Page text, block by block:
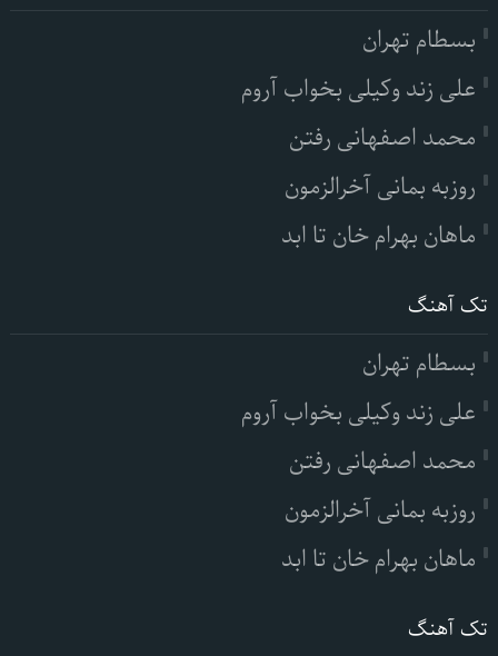
بسطام تهران
علی زند وکیلی بخواب آروم
محمد اصفهانی رفتن
روزبه بمانی آخرالزمون
ماهان بهرام خان تا ابد
تک آهنگ
بسطام تهران
علی زند وکیلی بخواب آروم
محمد اصفهانی رفتن
روزبه بمانی آخرالزمون
ماهان بهرام خان تا ابد
تک آهنگ